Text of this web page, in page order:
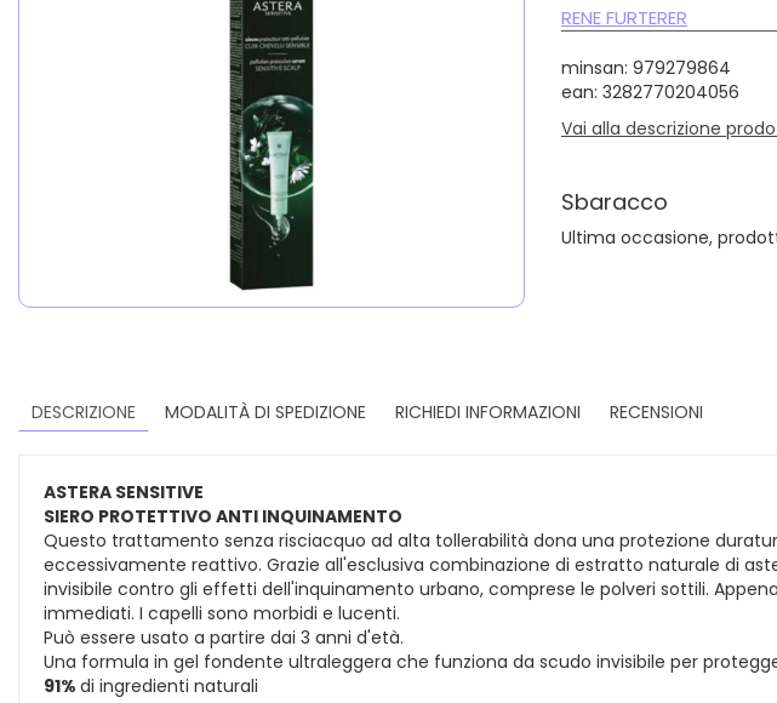
RENE FURTERER
minsan: 979279864
ean: 3282770204056
Vai alla descrizione
Sbaracco
Ultima occasione,
DESCRIZIONE MODALITÀ DI SPEDIZIONE RICHIEDI INFORMAZIONI RECENSIONI
ASTERA SENSITIVE
SIERO PROTETTIVO ANTI INQUINAMENTO
Questo trattamento senza risciacquo ad alta tollerabilità dona una protezione
eccessivamente reattivo. Grazie all'esclusiva combinazione di estratto naturale di
invisibile contro gli effetti dell'inquinamento urbano, comprese le polveri sottili.
immediati. I capelli sono morbidi e lucenti.
Può essere usato a partire dai 3 anni d'età.
Una formula in gel fondente ultraleggera che funziona da scudo invisibile per
91% di ingredienti naturali